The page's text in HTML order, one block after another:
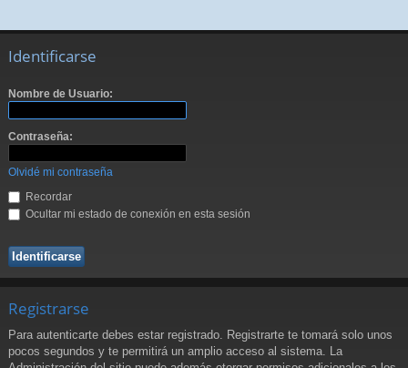
Identificarse
Nombre de Usuario:
Contraseña:
Olvidé mi contraseña
Recordar
Ocultar mi estado de conexión en esta sesión
Registrarse
Para autenticarte debes estar registrado. Registrarte te tomará solo unos
pocos segundos y te permitirá un amplio acceso al sistema. La